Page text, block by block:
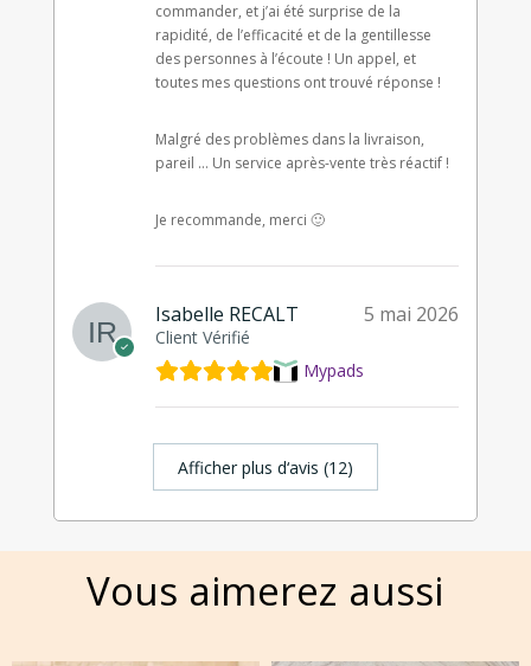
commander, et j’ai été surprise de la
rapidité, de l’efficacité et de la gentillesse
des personnes à l’écoute ! Un appel, et
toutes mes questions ont trouvé réponse !
Malgré des problèmes dans la livraison,
pareil … Un service après-vente très réactif !
Je recommande, merci 🙂
Isabelle RECALT
Client Vérifié
5 mai 2026
Mypads
Afficher plus d‘avis (12)
Vous aimerez aussi